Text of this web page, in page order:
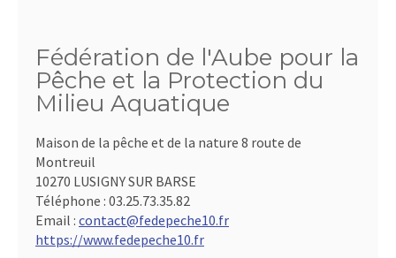
Fédération de l'Aube pour la
Pêche et la Protection du
Milieu Aquatique
Maison de la pêche et de la nature 8 route de
Montreuil
10270 LUSIGNY SUR BARSE
Téléphone : 03.25.73.35.82
Email : contact@fedepeche10.fr
https://www.fedepeche10.fr